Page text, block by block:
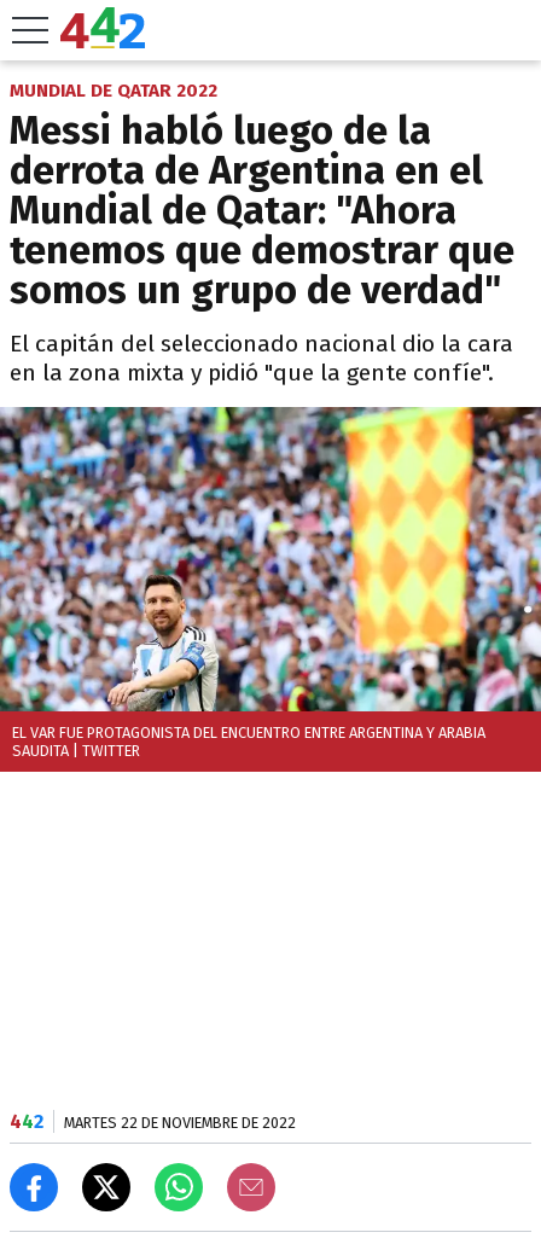
MUNDIAL DE QATAR 2022
Messi habló luego de la
derrota de Argentina en el
Mundial de Qatar: "Ahora
tenemos que demostrar que
somos un grupo de verdad"
El capitán del seleccionado nacional dio la cara
en la zona mixta y pidió "que la gente confíe".
EL VAR FUE PROTAGONISTA DEL ENCUENTRO ENTRE ARGENTINA Y ARABIA
SAUDITA | TWITTER
442 MARTES 22 DE NOVIEMBRE DE 2022